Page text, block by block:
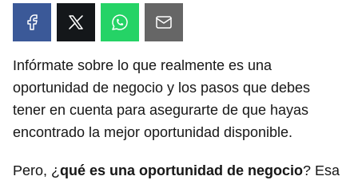
Infórmate sobre lo que realmente es una
oportunidad de negocio y los pasos que debes
tener en cuenta para asegurarte de que hayas
encontrado la mejor oportunidad disponible.
Pero, ¿qué es una oportunidad de negocio? Esa